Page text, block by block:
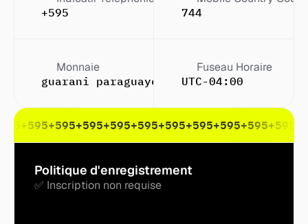
+595 744
Monnaie
guarani paraguayen (₲)
Fuseau Horaire
UTC-04:00
+595+595+595+595+595+595+595+595+595+595
Politique d'enregistrement
✅ Inscription non requise